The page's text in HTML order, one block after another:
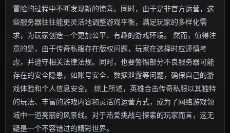
冒险的过程中不断发现新的惊喜。同时，由于是非官方运营，这
些服务器往往能更灵活地调整游戏平衡，满足玩家的多样化需
求，为玩家创造一个更加公平、有趣的游戏环境。 然而，值得注
意的是，由于传奇私服存在版权问题，玩家在选择时应谨慎考
虑，并遵守相关法律法规。同时，也要警惕部分不良服务器可能
存在的安全隐患，如账号安全、数据泄露等问题，确保自己的游
戏体验和个人信息安全。 综上所述，英雄合击传奇私服以其独特
的玩法、丰富的游戏内容和灵活的运营方式，成为了网络游戏领
域中一道亮丽的风景线。对于热爱挑战与探索的玩家而言，这无
疑是一个不容错过的精彩世界。